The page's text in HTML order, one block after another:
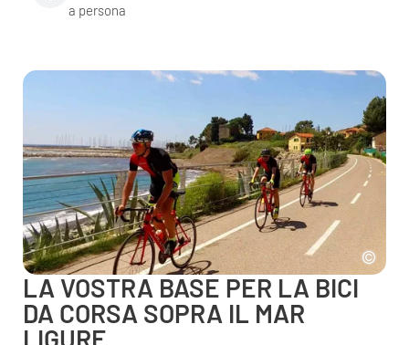
a persona
LA VOSTRA BASE PER LA BICI
DA CORSA SOPRA IL MAR
LIGURE